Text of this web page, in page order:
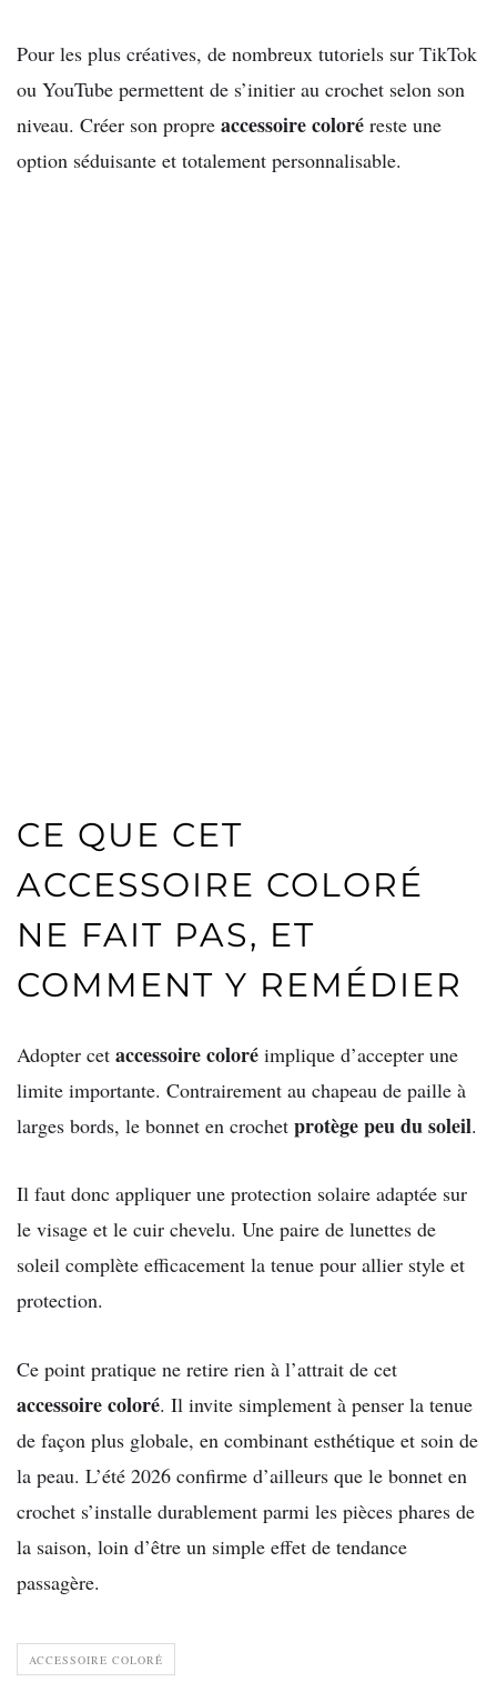
Pour les plus créatives, de nombreux tutoriels sur TikTok
ou YouTube permettent de s’initier au crochet selon son
niveau. Créer son propre accessoire coloré reste une
option séduisante et totalement personnalisable.
CE QUE CET
ACCESSOIRE COLORÉ
NE FAIT PAS, ET
COMMENT Y REMÉDIER
Adopter cet accessoire coloré implique d’accepter une
limite importante. Contrairement au chapeau de paille à
larges bords, le bonnet en crochet protège peu du soleil.
Il faut donc appliquer une protection solaire adaptée sur
le visage et le cuir chevelu. Une paire de lunettes de
soleil complète efficacement la tenue pour allier style et
protection.
Ce point pratique ne retire rien à l’attrait de cet
accessoire coloré. Il invite simplement à penser la tenue
de façon plus globale, en combinant esthétique et soin de
la peau. L’été 2026 confirme d’ailleurs que le bonnet en
crochet s’installe durablement parmi les pièces phares de
la saison, loin d’être un simple effet de tendance
passagère.
ACCESSOIRE COLORÉ